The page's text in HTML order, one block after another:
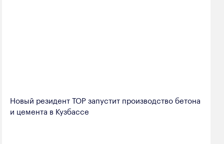
Новый резидент ТОР запустит производство бетона
и цемента в Кузбассе